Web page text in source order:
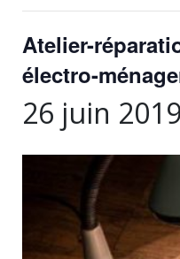
Atelier-
électro-
26 juin